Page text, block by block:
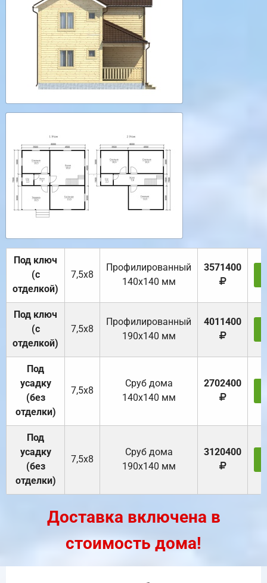
Под ключ
(с
отделкой)
7,5х8
Профилированный
140х140 мм
3571400
Под ключ
(с
отделкой)
7,5х8
Профилированный
190х140 мм
4011400
Под
усадку
(без
отделки)
7,5х8
Cруб дома
140х140 мм
2702400
Под
усадку
(без
отделки)
7,5х8
Cруб дома
190х140 мм
3120400
Доставка включена в
стоимость дома!